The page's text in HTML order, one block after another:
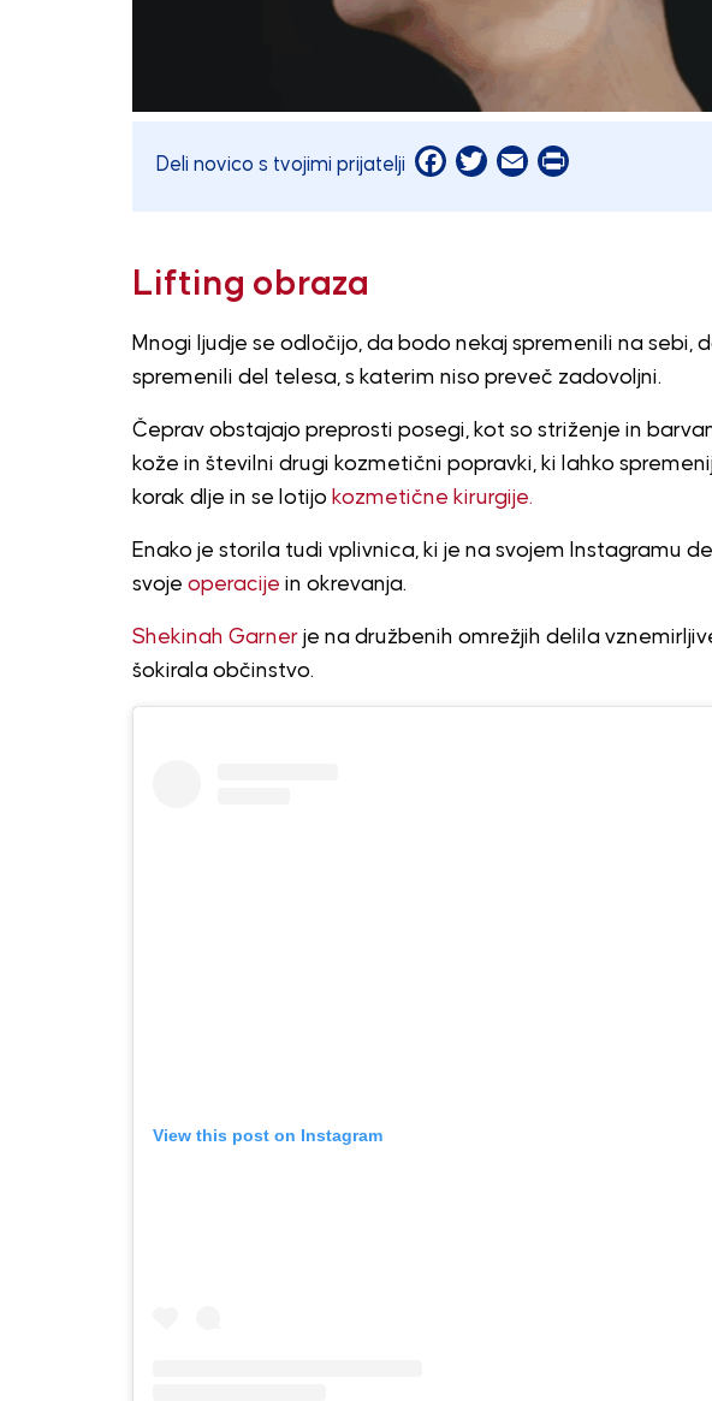
Deli novico s tvojimi prijatelji Facebook
Twitter
EmailPrint
Lifting obraza
Mnogi ljudje se odločijo, da bodo nekaj spremenili na sebi,
spremenili del telesa, s katerim niso preveč zadovoljni.
Čeprav obstajajo preprosti posegi, kot so striženje in
kože in številni drugi kozmetični popravki, ki lahko
korak dlje in se lotijo ​​ kozmetične kirurgije.
Enako je storila tudi vplivnica, ki je na svojem Instagramu
svoje operacije in okrevanja.
Shekinah Garnerje na družbenih omrežjih delila
šokirala občinstvo.
View this post on Instagram